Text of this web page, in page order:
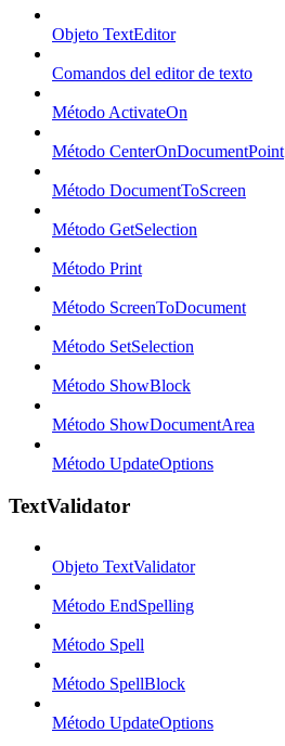
Objeto TextEditor
Comandos del editor de texto
Método ActivateOn
Método CenterOnDocumentPoint
Método DocumentToScreen
Método GetSelection
Método Print
Método ScreenToDocument
Método SetSelection
Método ShowBlock
Método ShowDocumentArea
Método UpdateOptions
TextValidator
Objeto TextValidator
Método EndSpelling
Método Spell
Método SpellBlock
Método UpdateOptions